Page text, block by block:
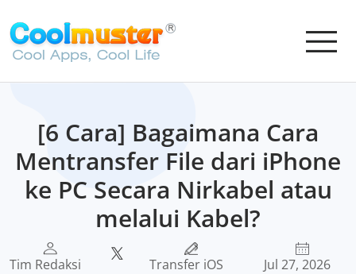
[6 Cara] Bagaimana Cara
Mentransfer File dari iPhone
ke PC Secara Nirkabel atau
melalui Kabel?
Tim Redaksi Transfer iOS Jul 27, 2026